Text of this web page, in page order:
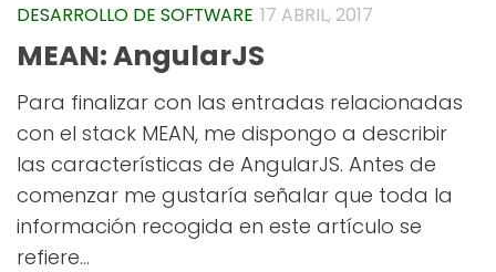
DESARROLLO DE SOFTWARE 17 ABRIL, 2017
MEAN: AngularJS
Para finalizar con las entradas relacionadas
con el stack MEAN, me dispongo a describir
las características de AngularJS. Antes de
comenzar me gustaría señalar que toda la
información recogida en este artículo se
refiere...